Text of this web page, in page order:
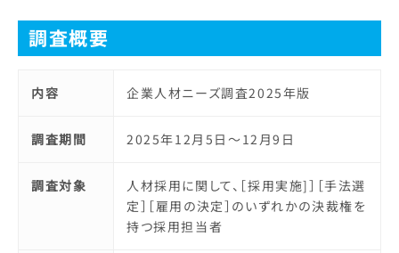
調査概要
内容 企業人材ニーズ調査2025年版
調査期間 2025年12月5日～12月9日
調査対象
人材採用に関して、［採用実施]］［手法選
定］［雇用の決定］のいずれかの決裁権を
持つ採用担当者